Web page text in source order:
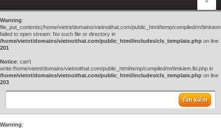
Warning:
file_put_contents(/home/vietnt/domains/vietnoithat.com/public_html/temp/compiled/m/
failed to open stream: No such file or directory in
/home/vietnt/domains/vietnoithat.com/public_html/includes/cls_template.php on line
201
Notice: can't
write:/home/vietnt/domains/vietnoithat.com/public_html/temp/compiled/m/timkiem.lbi.php in
/home/vietnt/domains/vietnoithat.com/public_html/includes/cls_template.php on line
203
Tìm kiếm
Warning: